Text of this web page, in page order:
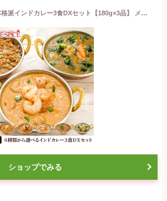
6種類から選べる本格派インドカレー3食DXセット【180g×3品】 メール便送料無料,
ショップでみる